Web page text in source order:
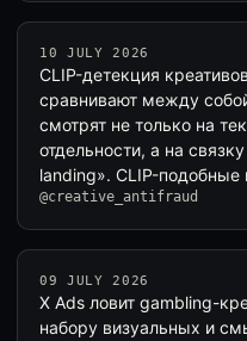
10 JULY 2026
CLIP-детекция
сравнивают между
смотрят не только на
отдельности, а на
landing». CLIP-
@creative_antifraud
09 JULY 2026
X Ads ловит gambling-
набору визуальных и